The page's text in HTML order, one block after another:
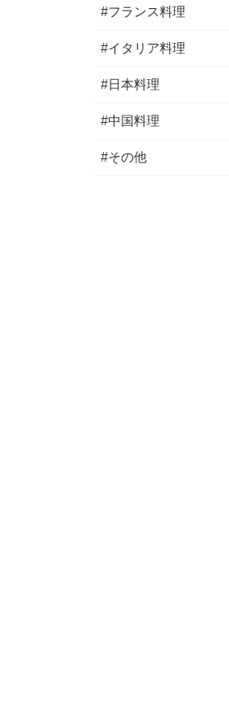
#フランス料理
#イタリア料理
#日本料理
#中国料理
#その他